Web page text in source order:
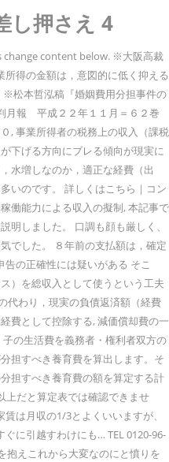
し押さえ 4
change content below. ※大阪高裁
得の金額は，意図的に低く抑える
※松本哲泓稿『婚姻費用分担事件の
月報 平成２２年１１月＝６２巻
, 事業所得者の税務上の収入（課税
下げる方向にブレる傾向が現実に
水増しなのか，適正な経費（出
いのです。 詳しくはこちら｜コン
働能力による収入の擬制, 本記事で
明しました。 口調も顔も厳しく、
でした。 ８年前の支払額は，確定
の正確性には疑いがある そこ
）を総収入として使うという工夫
代わり，現実の負債返済額（経費
費として控除する, 減価償却費の一
の生活費を義務者・権利者双方の
担すべき養育費を算出します。そ
担すべき養育費の額を算定する計
上だと算定表では確認できませ
は月収の1/3とよくいいますが、
に引越すわけにも… TEL 0120-96-
えこれから大変なのにと憤りを